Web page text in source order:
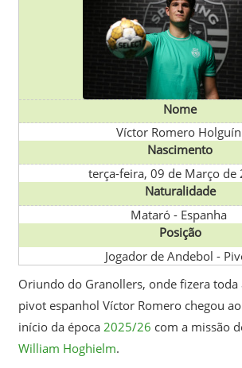
Nome
Víctor Romero Holguín
Nascimento
terça-feira, 09 de Março de
Naturalidade
Mataró- Espanha
Posição
Jogador de Andebol -
Oriundo do Granollers, onde fizera toda
pivot espanhol Víctor Romero chegou
início da época 2025/26 com a missão
William Hoghielm.